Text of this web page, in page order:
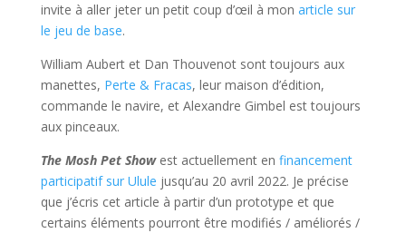
invite à aller jeter un petit coup d’œil à mon article sur
le jeu de base.
William Aubert et Dan Thouvenot sont toujours aux
manettes, Perte & Fracas, leur maison d’édition,
commande le navire, et Alexandre Gimbel est toujours
aux pinceaux.
The Mosh Pet Showest actuellement en financement
participatif sur Ulule jusqu’au 20 avril 2022. Je précise
que j’écris cet article à partir d’un prototype et que
certains éléments pourront être modifiés / améliorés /